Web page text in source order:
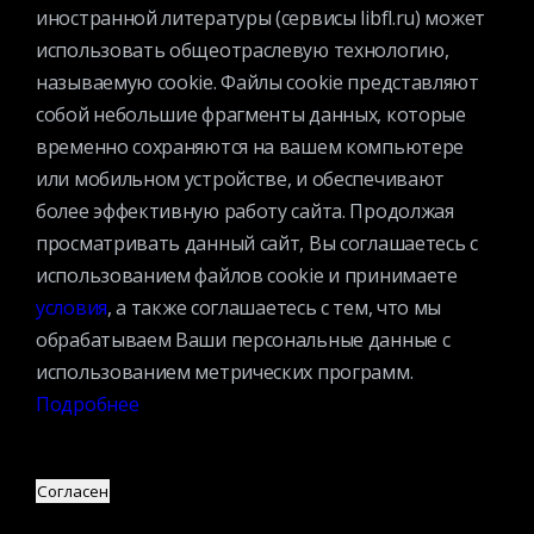
по другому пути, но работы Дюлака и сегодня
вызывают неизменное восхищение.
Дарья Сорокина, 2021
Книги с иллюстрациями Эдмунда Дюлака
в каталоге библиотеки
иностранной литературы (сервисы libfl.ru) может
использовать общеотраслевую технологию,
называемую cookie. Файлы cookie представляют
собой небольшие фрагменты данных, которые
временно сохраняются на вашем компьютере
или мобильном устройстве, и обеспечивают
более эффективную работу сайта. Продолжая
просматривать данный сайт, Вы соглашаетесь с
использованием файлов cookie и принимаете
условия, а также соглашаетесь с тем, что мы
обрабатываем Ваши персональные данные с
использованием метрических программ.
Подробнее
Согласен